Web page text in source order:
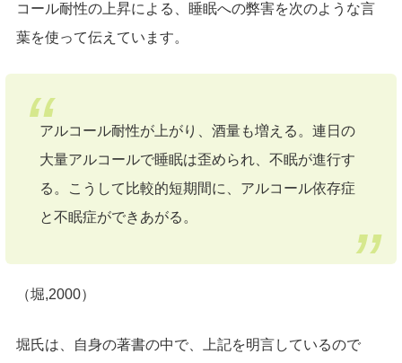
コール耐性の上昇による、睡眠への弊害を次のような言
葉を使って伝えています。
アルコール耐性が上がり、酒量も増える。連日の
大量アルコールで睡眠は歪められ、不眠が進行す
る。こうして比較的短期間に、アルコール依存症
と不眠症ができあがる。
（堀,2000）
堀氏は、自身の著書の中で、上記を明言しているので